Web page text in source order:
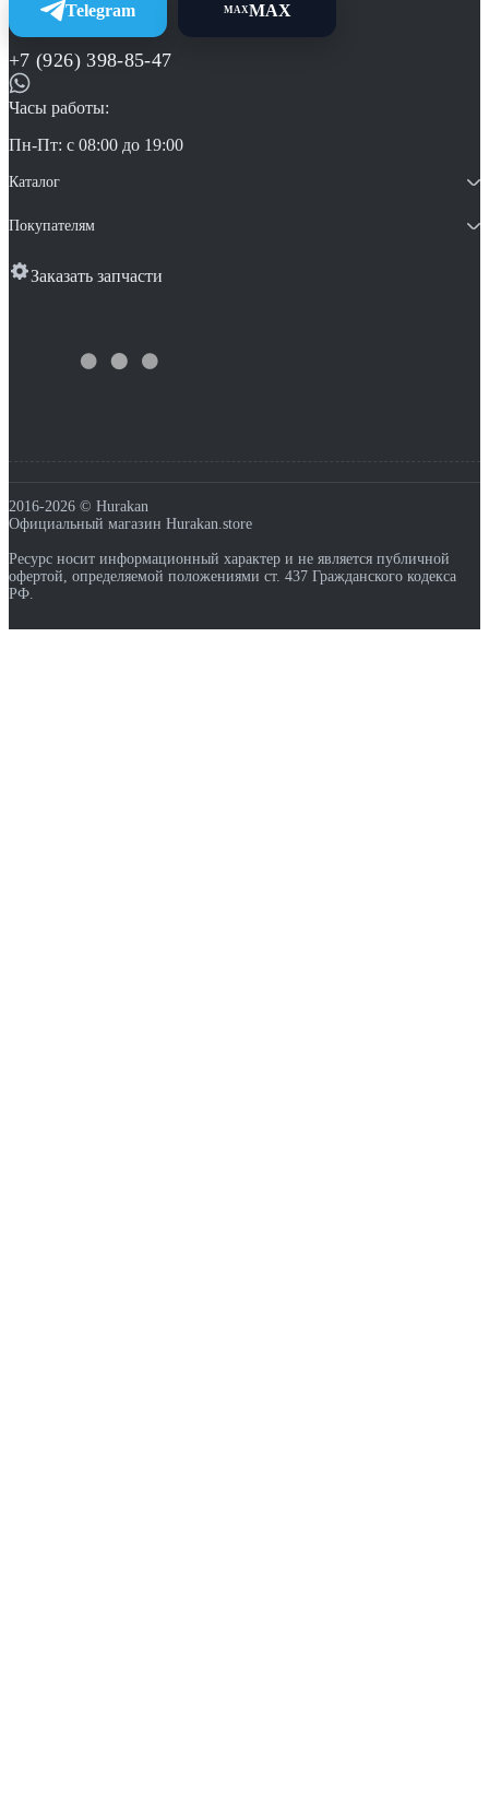
Telegram MAXMAX
+7 (926) 398-85-47
Часы работы:
Пн-Пт: с 08:00 до 19:00
Каталог
Покупателям
Заказать запчасти
2016-2026 © Hurakan
Официальный магазин Hurakan.store
Ресурс носит информационный характер и не является публичной
офертой, определяемой положениями ст. 437 Гражданского кодекса
РФ.